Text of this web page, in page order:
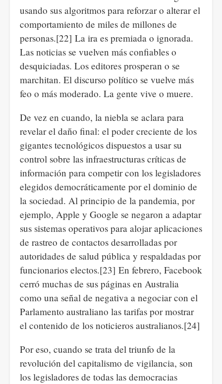
usando sus algoritmos para reforzar o alterar el
comportamiento de miles de millones de
personas.[22] La ira es premiada o ignorada.
Las noticias se vuelven más confiables o
desquiciadas. Los editores prosperan o se
marchitan. El discurso político se vuelve más
feo o más moderado. La gente vive o muere.
De vez en cuando, la niebla se aclara para
revelar el daño final: el poder creciente de los
gigantes tecnológicos dispuestos a usar su
control sobre las infraestructuras críticas de
información para competir con los legisladores
elegidos democráticamente por el dominio de
la sociedad. Al principio de la pandemia, por
ejemplo, Apple y Google se negaron a adaptar
sus sistemas operativos para alojar aplicaciones
de rastreo de contactos desarrolladas por
autoridades de salud pública y respaldadas por
funcionarios electos.[23] En febrero, Facebook
cerró muchas de sus páginas en Australia
como una señal de negativa a negociar con el
Parlamento australiano las tarifas por mostrar
el contenido de los noticieros australianos.[24]
Por eso, cuando se trata del triunfo de la
revolución del capitalismo de vigilancia, son
los legisladores de todas las democracias